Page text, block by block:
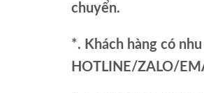
chuyển.
*. Khách hàng có
HOTLINE/ZALO/